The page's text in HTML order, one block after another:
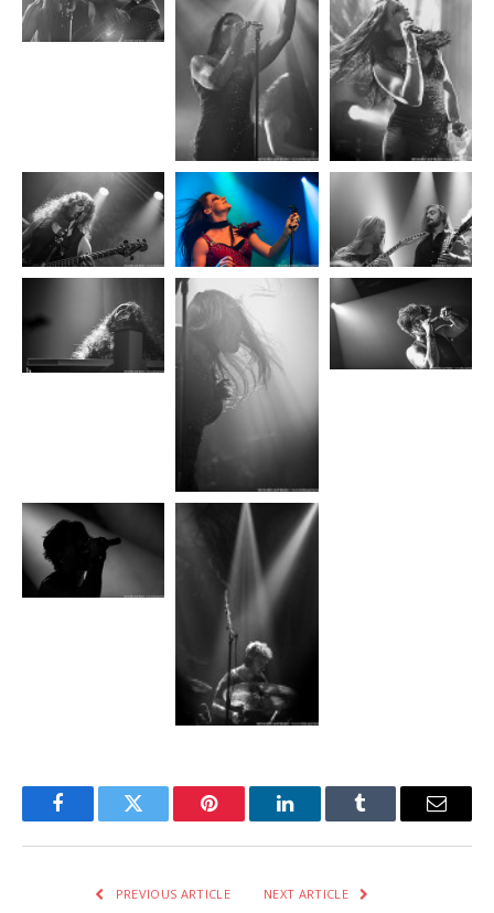
FacebookTwitter Pinterest LinkedInTumblr Email
PREVIOUS ARTICLE NEXT ARTICLE